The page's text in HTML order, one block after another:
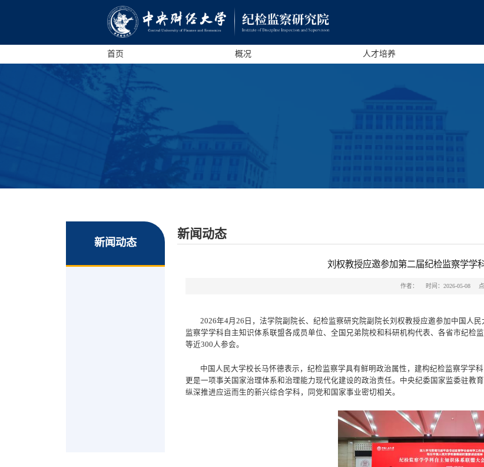
首页 概况 人才培养
新闻动态
新闻动态
刘权教授应邀参加第二届纪检监察学学
作者： 时间：2026-05-08
2026年4月26日，法学院副院长、纪检监察研究院副院长刘权教授应邀参加中国人
监察学学科自主知识体系联盟各成员单位、全国兄弟院校和科研机构代表、各省市纪检
等近300人参会。
中国人民大学校长马怀德表示，纪检监察学具有鲜明政治属性，建构纪检监察学学
更是一项事关国家治理体系和治理能力现代化建设的政治责任。中央纪委国家监委驻教
纵深推进应运而生的新兴综合学科，同党和国家事业密切相关。